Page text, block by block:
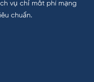
vụ chỉ mất phí mạng
chuẩn.